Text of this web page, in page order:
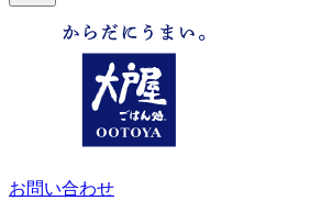
お問い合わせ